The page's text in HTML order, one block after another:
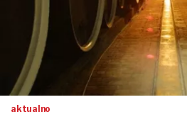
aktualno